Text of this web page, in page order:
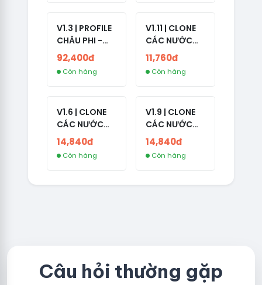
V1.3 | PROFILE
CHÂU PHI -
NO 2FA - LIVE
ADS
92,400đ
Còn hàng
V1.11 | CLONE
CÁC NƯỚC
CÓ 2FA -
INDIA - HÀNG
1 HOTMAIL
11,760đ
Còn hàng
V1.6 | CLONE
CÁC NƯỚC
CÓ 2FA -
GERMANY -
TKQC TẠO
LIVE ADS - VER
14,840đ
Còn hàng
V1.9 | CLONE
CÁC NƯỚC
CÓ 2FA -
THAILAND -
VER MAIL
COM - CLONE
14,840đ
Còn hàng
Câu hỏi thường gặp